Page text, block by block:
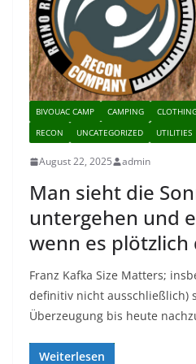
BIVOUAC CAMP CAMPING
RECON
UNCATEGORIZED UTILITIES
August 22, 2025 admin
Man sieht die
untergehen und
wenn es plötzlich
Franz Kafka Size Matters;
definitiv nicht ausschließlich)
Überzeugung bis heute
Weiterlesen